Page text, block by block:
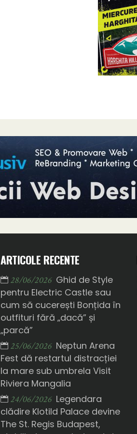
ARTICOLE RECENTE
28/06/2026 Ghid de Style
pentru Electric Castle sau
cum să cucerești Bonțida în
outfituri fără „dacă” și
„parcă”
25/06/2026 Neptun Arena
Fest dă restartul distracției
la mare sub umbrela Visit
Riviera Mangalia
24/06/2026 Legendara
clădire Klotild Palace devine
The St. Regis Budapest,